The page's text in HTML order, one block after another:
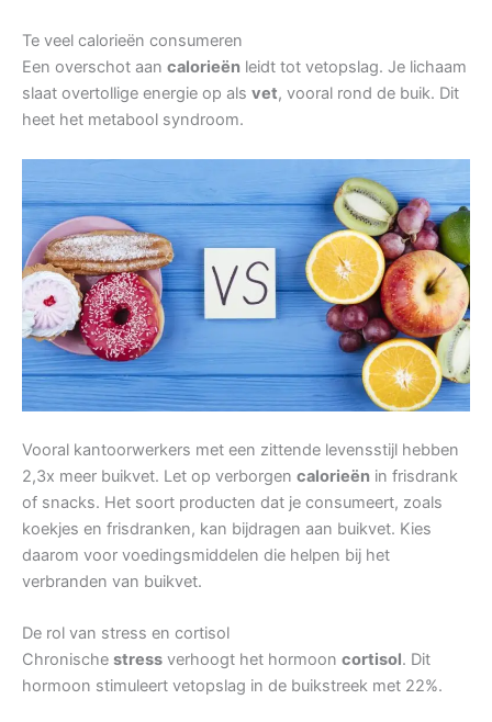
Te veel calorieën consumeren
Een overschot aan calorieën leidt tot vetopslag. Je lichaam
slaat overtollige energie op als vet, vooral rond de buik. Dit
heet het metabool syndroom.
Vooral kantoorwerkers met een zittende levensstijl hebben
2,3x meer buikvet. Let op verborgen calorieën in frisdrank
of snacks. Het soort producten dat je consumeert, zoals
koekjes en frisdranken, kan bijdragen aan buikvet. Kies
daarom voor voedingsmiddelen die helpen bij het
verbranden van buikvet.
De rol van stress en cortisol
Chronische stress verhoogt het hormoon cortisol. Dit
hormoon stimuleert vetopslag in de buikstreek met 22%.